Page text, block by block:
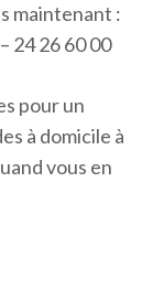
maintenant :
24 26 60 00
pour un
à domicile à
vous en